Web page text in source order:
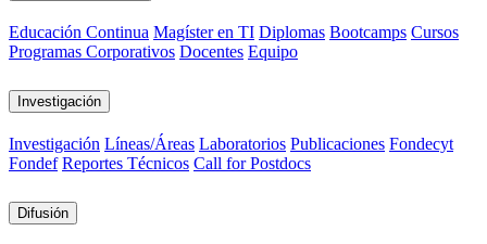
Educación Continua Magíster en TI Diplomas Bootcamps Cursos
Programas Corporativos Docentes Equipo
Investigación
Investigación Líneas/Áreas Laboratorios Publicaciones Fondecyt
Fondef Reportes Técnicos Call for Postdocs
Difusión